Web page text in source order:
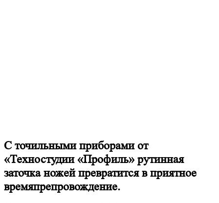
С точильными приборами от
«Техностудии «Профиль» рутинная
заточка ножей превратится в приятное
времяпрепровождение.